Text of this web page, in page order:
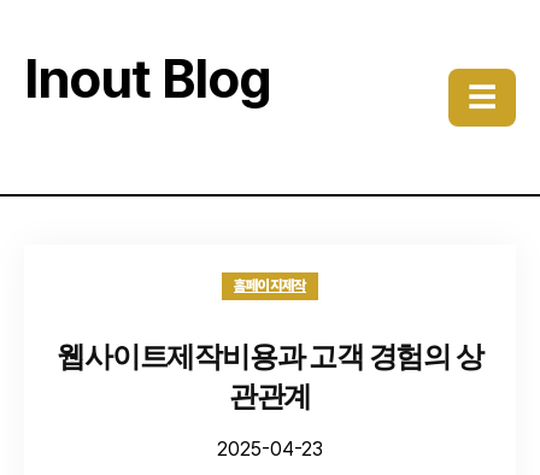
Inout Blog ☰
홈페이지제작
웹사이트제작비용과 고객 경험의 상
관관계
2025-04-23